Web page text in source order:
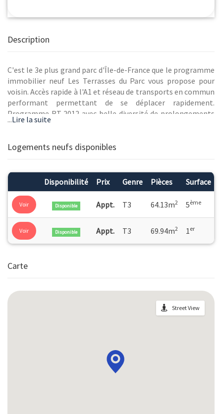
Description
C'est le 3e plus grand parc d'Île-de-France que le programme
immobilier neuf Les Terrasses du Parc vous propose pour
voisin. Accès rapide à l'A1 et réseau de transports en commun
performant permettant de se déplacer rapidement.
Programme RT 2012 avec belle diversité de prolongements
extérieurs, mais aussi jardin central paysager. Nombreux
...Lire la suite
Logements neufs disponibles
Disponibilité Prix Genre Pièces Surface
Voir Disponible Appt. T3 64.13m2 5ème
Voir Disponible Appt. T3 69.94m2 1 er
Carte
Street View